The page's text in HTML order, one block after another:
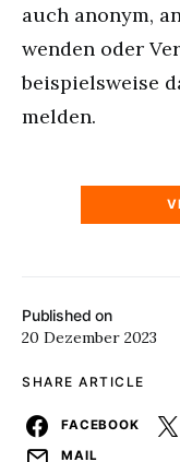
Published on
20 Dezember 2023
SHARE ARTICLE
FACEBOOK
MAIL
auch anonym,
wenden oder
beispielsweise
melden.